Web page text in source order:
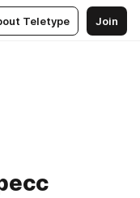
Teletype Join